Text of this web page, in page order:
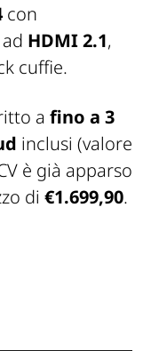
con
HDMI 2.1,
cuffie.
a fino a 3
inclusi (valore
è già apparso
di €1.699,90.